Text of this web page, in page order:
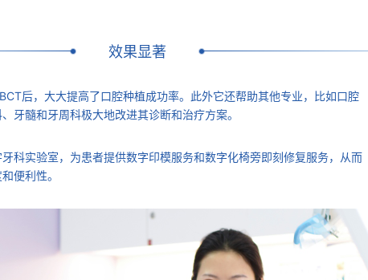
效果显著
后，大大提高了口腔种植成功率。此外它还帮助其他专业，比如口腔
牙髓和牙周科极大地改进其诊断和治疗方案。
科实验室，为患者提供数字印模服务和数字化椅旁即刻修复服务，从而
便利性。